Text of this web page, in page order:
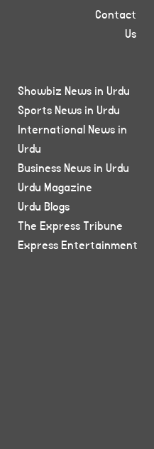
Contact
Us
Showbiz News in Urdu
Sports News in Urdu
International News in
Urdu
Business News in Urdu
Urdu Magazine
Urdu Blogs
The Express Tribune
Express Entertainment